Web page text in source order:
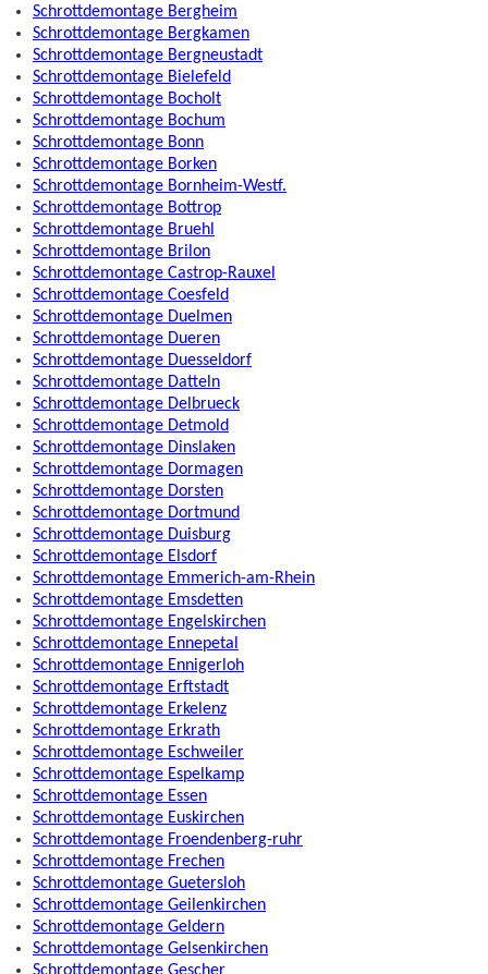
Schrottdemontage Bergheim
Schrottdemontage Bergkamen
Schrottdemontage Bergneustadt
Schrottdemontage Bielefeld
Schrottdemontage Bocholt
Schrottdemontage Bochum
Schrottdemontage Bonn
Schrottdemontage Borken
Schrottdemontage Bornheim-Westf.
Schrottdemontage Bottrop
Schrottdemontage Bruehl
Schrottdemontage Brilon
Schrottdemontage Castrop-Rauxel
Schrottdemontage Coesfeld
Schrottdemontage Duelmen
Schrottdemontage Dueren
Schrottdemontage Duesseldorf
Schrottdemontage Datteln
Schrottdemontage Delbrueck
Schrottdemontage Detmold
Schrottdemontage Dinslaken
Schrottdemontage Dormagen
Schrottdemontage Dorsten
Schrottdemontage Dortmund
Schrottdemontage Duisburg
Schrottdemontage Elsdorf
Schrottdemontage Emmerich-am-Rhein
Schrottdemontage Emsdetten
Schrottdemontage Engelskirchen
Schrottdemontage Ennepetal
Schrottdemontage Ennigerloh
Schrottdemontage Erftstadt
Schrottdemontage Erkelenz
Schrottdemontage Erkrath
Schrottdemontage Eschweiler
Schrottdemontage Espelkamp
Schrottdemontage Essen
Schrottdemontage Euskirchen
Schrottdemontage Froendenberg-ruhr
Schrottdemontage Frechen
Schrottdemontage Guetersloh
Schrottdemontage Geilenkirchen
Schrottdemontage Geldern
Schrottdemontage Gelsenkirchen